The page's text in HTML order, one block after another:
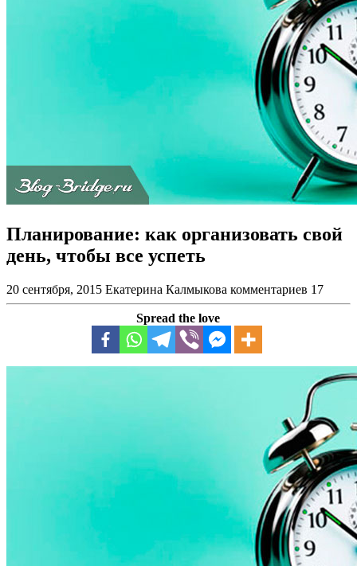
Планирование: как организовать свой
день, чтобы все успеть
20 сентября, 2015 Екатерина Калмыкова комментариев 17
Spread the love